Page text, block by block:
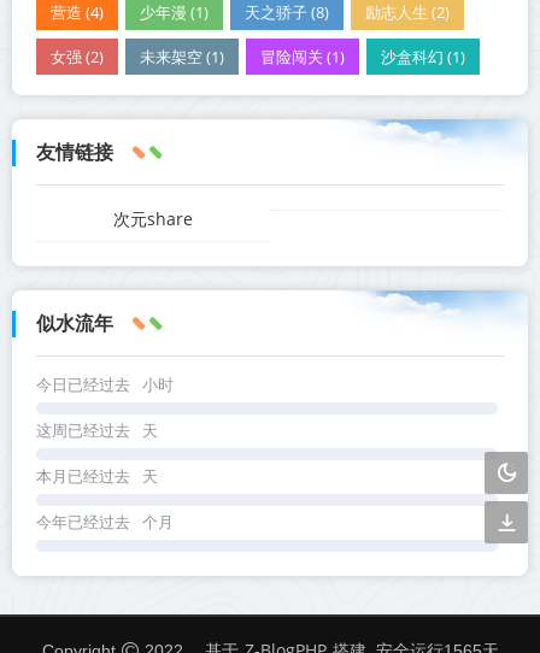
营造 (4) 少年漫 (1) 天之骄子 (8) 励志人生 (2)
女强 (2) 未来架空 (1) 冒险闯关 (1) 沙盒科幻 (1)
友情链接
次元share
似水流年
今日已经过去 小时
这周已经过去 天
本月已经过去 天
今年已经过去 个月